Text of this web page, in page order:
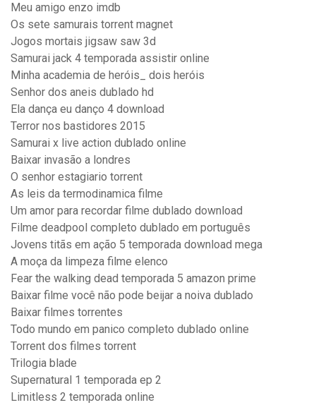
Meu amigo enzo imdb
Os sete samurais torrent magnet
Jogos mortais jigsaw saw 3d
Samurai jack 4 temporada assistir online
Minha academia de heróis_ dois heróis
Senhor dos aneis dublado hd
Ela dança eu danço 4 download
Terror nos bastidores 2015
Samurai x live action dublado online
Baixar invasão a londres
O senhor estagiario torrent
As leis da termodinamica filme
Um amor para recordar filme dublado download
Filme deadpool completo dublado em português
Jovens titãs em ação 5 temporada download mega
A moça da limpeza filme elenco
Fear the walking dead temporada 5 amazon prime
Baixar filme você não pode beijar a noiva dublado
Baixar filmes torrentes
Todo mundo em panico completo dublado online
Torrent dos filmes torrent
Trilogia blade
Supernatural 1 temporada ep 2
Limitless 2 temporada online